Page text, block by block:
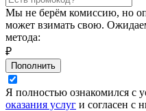
Мы не берём комиссию, но
может взимать свою.
метода:
₽
Пополнить
Я полностью ознакомился с
оказания услуг и согласен с